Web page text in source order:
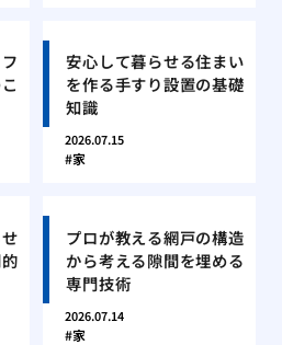
安心して暮らせる住まい
を作る手すり設置の基礎
知識
2026.07.15
家
プロが教える網戸の構造
から考える隙間を埋める
専門技術
2026.07.14
家